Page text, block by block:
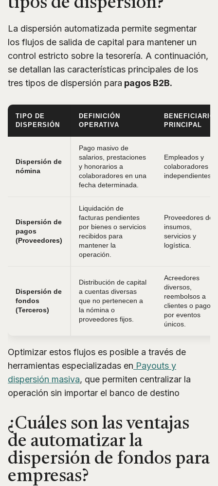
La dispersión automatizada permite segmentar
los flujos de salida de capital para mantener un
control estricto sobre la tesorería. A continuación,
se detallan las características principales de los
tres tipos de dispersión para pagos B2B.
TIPO DE
DISPERSIÓN
DEFINICIÓN
OPERATIVA
BENEFICIARIO
PRINCIPAL
Dispersión de
nómina
Pago masivo de
salarios, prestaciones
y honorarios a
colaboradores en una
fecha determinada.
Empleados y
colaboradores
independientes.
Dispersión de
pagos
(Proveedores)
Liquidación de
facturas pendientes
por bienes o servicios
recibidos para
mantener la
operación.
Proveedores de
insumos,
servicios y
logística.
Dispersión de
fondos
(Terceros)
Distribución de capital
a cuentas diversas
que no pertenecen a
la nómina o
proveedores fijos.
Acreedores
diversos,
reembolsos a
clientes o pagos
por eventos
únicos.
Optimizar estos flujos es posible a través de
herramientas especializadas en Payouts y
dispersión masiva, que permiten centralizar la
operación sin importar el banco de destino
¿Cuáles son las ventajas
de automatizar la
dispersión de fondos para
empresas?